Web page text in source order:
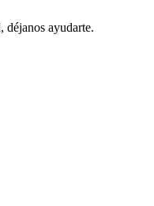
déjanos ayudarte.